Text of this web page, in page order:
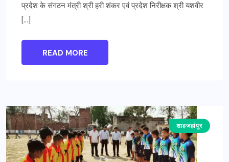
प्रदेश के संगठन मंत्री श्री हरी शंकर एवं प्रदेश निरीक्षक श्री यशवीर
[…]
READ MORE
शाहजहांपुर